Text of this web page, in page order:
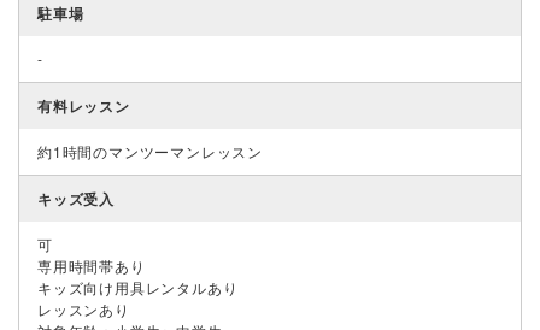
駐車場
-
有料レッスン
約1時間のマンツーマンレッスン
キッズ受入
可
専用時間帯あり
キッズ向け用具レンタルあり
レッスンあり